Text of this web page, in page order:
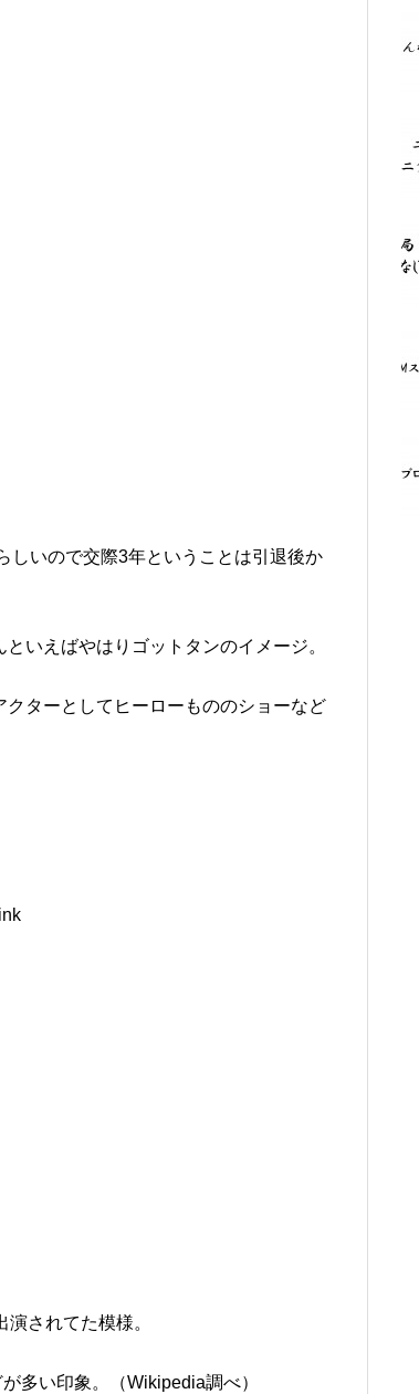
しいので交際3年ということは引退後か
いえばやはりゴットタンのイメージ。
ターとしてヒーローもののショーなど
演されてた模様。
多い印象。（Wikipedia調べ）